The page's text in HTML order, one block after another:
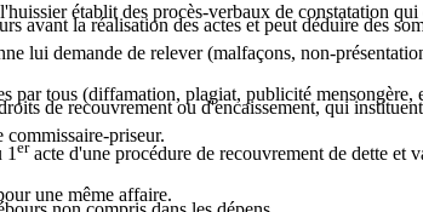
établit des procès-verbaux de constatation
lui demande de relever (malfaçons, non-
par tous (diffamation, plagiat, publicité mensongère,
priseur.
de recouvrement ou d'encaissement, qui
1 eracte d'une procédure de recouvrement de dette et
une même affaire.
avant la réalisation des actes et peut déduire des